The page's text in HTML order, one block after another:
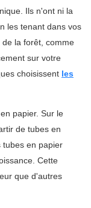
Ils n'ont ni la
les tenant dans vos
la forêt, comme
sur votre
choisissent les
papier. Sur le
de tubes en
tubes en papier
Cette
que d'autres